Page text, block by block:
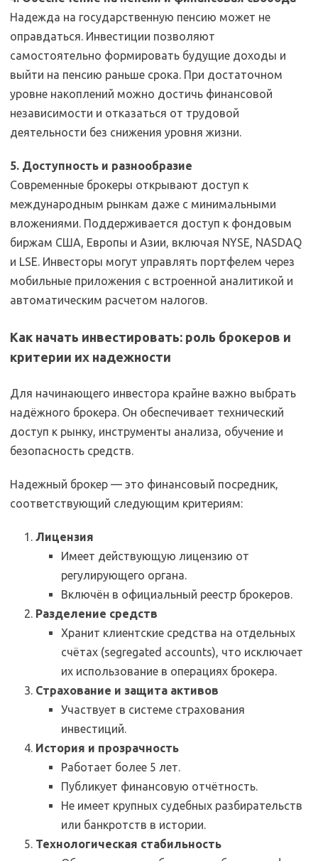
Надежда на государственную пенсию может не
оправдаться. Инвестиции позволяют
самостоятельно формировать будущие доходы и
выйти на пенсию раньше срока. При достаточном
уровне накоплений можно достичь финансовой
независимости и отказаться от трудовой
деятельности без снижения уровня жизни.
5. Доступность и разнообразие
Современные брокеры открывают доступ к
международным рынкам даже с минимальными
вложениями. Поддерживается доступ к фондовым
биржам США, Европы и Азии, включая NYSE, NASDAQ
и LSE. Инвесторы могут управлять портфелем через
мобильные приложения с встроенной аналитикой и
автоматическим расчетом налогов.
Как начать инвестировать: роль брокеров и
критерии их надежности
Для начинающего инвестора крайне важно выбрать
надёжного брокера. Он обеспечивает технический
доступ к рынку, инструменты анализа, обучение и
безопасность средств.
Надежный брокер — это финансовый посредник,
соответствующий следующим критериям:
Лицензия
Имеет действующую лицензию от
регулирующего органа.
Включён в официальный реестр брокеров.
Разделение средств
Хранит клиентские средства на отдельных
счётах (segregated accounts), что исключает
их использование в операциях брокера.
Страхование и защита активов
Участвует в системе страхования
инвестиций.
История и прозрачность
Работает более 5 лет.
Публикует финансовую отчётность.
Не имеет крупных судебных разбирательств
или банкротств в истории.
Технологическая стабильность